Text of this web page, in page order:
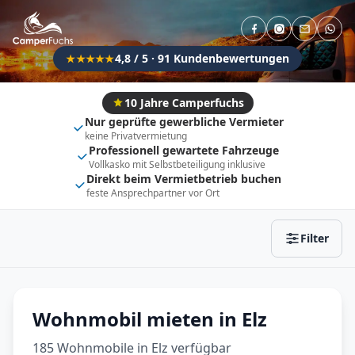
★★★★★4,8 / 5 · 91 Kundenbewertungen
10 Jahre Camperfuchs
Nur geprüfte gewerbliche Vermieter
keine Privatvermietung
Professionell gewartete Fahrzeuge
Vollkasko mit Selbstbeteiligung inklusive
Direkt beim Vermietbetrieb buchen
feste Ansprechpartner vor Ort
Filter
Flexibel (±3 Tage) Anhängerkupplung
Fahrzeugtyp
Vollintegriert Kastenwagen
Alkoven Teil-Integriert
Wohnwagen
Wohnmobil mieten in Elz
185 Wohnmobile in Elz verfügbar